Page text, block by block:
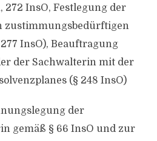
272 InsO, Festlegung der
zustimmungsbedürftigen
InsO), Beauftragung
der Sachwalterin mit der
(§ 248 InsO)
der
gemäß § 66 InsO und zur